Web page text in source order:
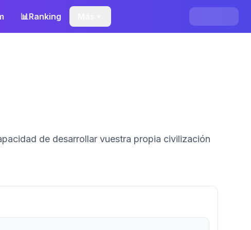
📊Ranking
de desarrollar vuestra propia civilización